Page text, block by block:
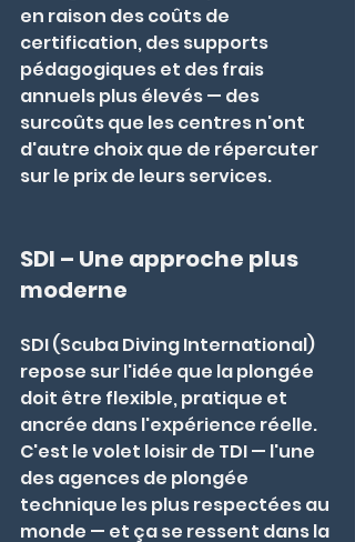
en raison des coûts de
certification, des supports
pédagogiques et des frais
annuels plus élevés — des
surcoûts que les centres n'ont
d'autre choix que de répercuter
sur le prix de leurs services.
SDI – Une approche plus
moderne
SDI (Scuba Diving International)
repose sur l'idée que la plongée
doit être flexible, pratique et
ancrée dans l'expérience réelle.
C'est le volet loisir de TDI — l'une
des agences de plongée
technique les plus respectées au
monde — et ça se ressent dans la